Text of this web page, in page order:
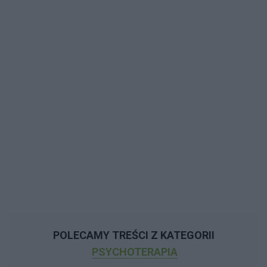
POLECAMY TREŚCI Z KATEGORII
PSYCHOTERAPIA